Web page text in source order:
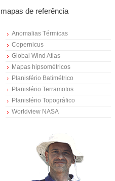
mapas de referência
Anomalias Térmicas
Copernicus
Global Wind Atlas
Mapas hipsométricos
Planisfério Batimétrico
Planisfério Terramotos
Planisfério Topográfico
Worldview NASA